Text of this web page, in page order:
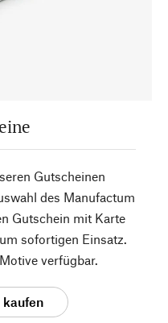
Gutscheinen
des Manufactum
Gutschein mit Karte
sofortigen Einsatz.
verfügbar.
kaufen